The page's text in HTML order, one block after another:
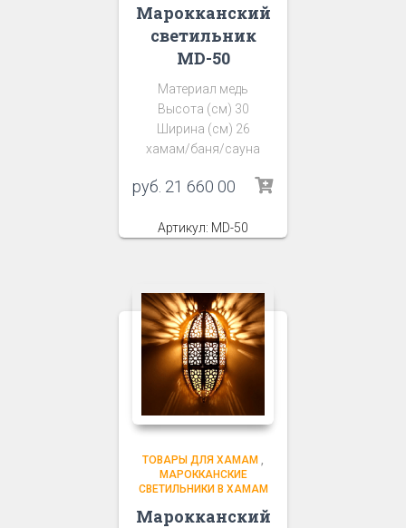
Марокканский
светильник
MD-50
Материал медь
Высота (см) 30
Ширина (см) 26
хамам/баня/сауна
руб. 21 660 00
Артикул: MD-50
ТОВАРЫ ДЛЯ ХАМАМ ,
МАРОККАНСКИЕ
СВЕТИЛЬНИКИ В ХАМАМ
Марокканский